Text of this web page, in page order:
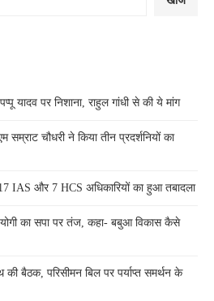
यादव पर निशाना, राहुल गांधी से की ये मांग
सम्राट चौधरी ने किया तीन प्रदर्शनियों का
IAS और 7 HCS अधिकारियों का हुआ तबादला
योगी का सपा पर तंज, कहा- बबुआ विकास कैसे
की बैठक, परिसीमन बिल पर पर्याप्त समर्थन के